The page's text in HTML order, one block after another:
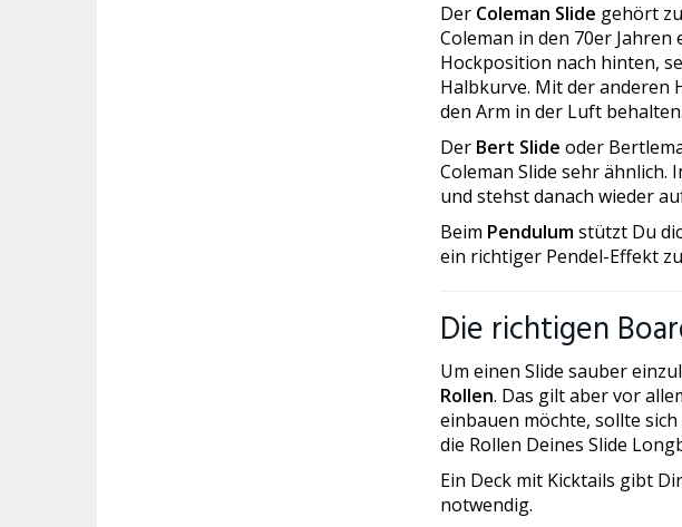
Der Coleman Slide gehört
Coleman in den 70er
Hockposition nach hinten,
Halbkurve. Mit der anderen
den Arm in der Luft behalten.
Der Bert Slide oder
Coleman Slide sehr
und stehst danach wieder
Beim Pendulumstützt Du
ein richtiger Pendel-Effekt
Die richtigen
Um einen Slide sauber
Rollen. Das gilt aber vor
einbauen möchte, sollte
die Rollen Deines Slide
Ein Deck mit Kicktails gibt
notwendig.